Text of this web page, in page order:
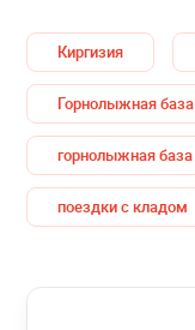
Киргизия
Горнолыжная
горнолыжная
поездки с кладом